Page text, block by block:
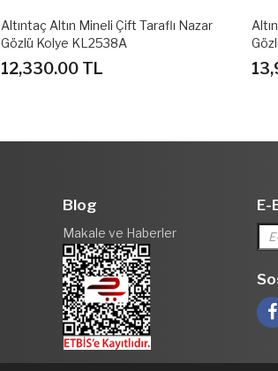
Altıntaç Altın Mineli Çift Taraflı Nazar
Gözlü Kolye KL2538A
12,330.00 TL
Blog
Makale ve Haberler
E-